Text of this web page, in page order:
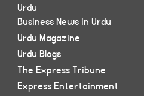
Urdu
Business News in Urdu
Urdu Magazine
Urdu Blogs
The Express Tribune
Express Entertainment